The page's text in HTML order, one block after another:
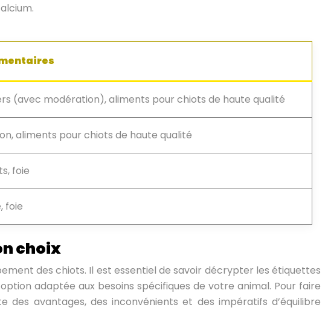
(avec modération), aliments pour chiots de haute qualité
aliments pour chiots de haute qualité
foie
foie
choix
des chiots. Il est essentiel de savoir décrypter les étiquettes
adaptée aux besoins spécifiques de votre animal. Pour faire
avantages, des inconvénients et des impératifs d’équilibre